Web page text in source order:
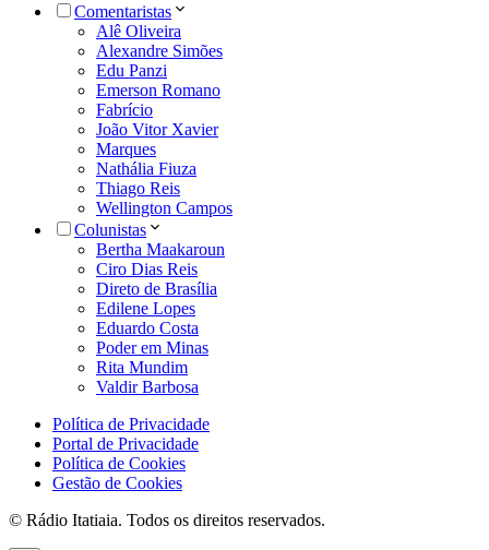
Comentaristas
Alê Oliveira
Alexandre Simões
Edu Panzi
Emerson Romano
Fabrício
João Vitor Xavier
Marques
Nathália Fiuza
Thiago Reis
Wellington Campos
Colunistas
Bertha Maakaroun
Ciro Dias Reis
Direto de Brasília
Edilene Lopes
Eduardo Costa
Poder em Minas
Rita Mundim
Valdir Barbosa
Política de Privacidade
Portal de Privacidade
Política de Cookies
Gestão de Cookies
© Rádio Itatiaia. Todos os direitos reservados.